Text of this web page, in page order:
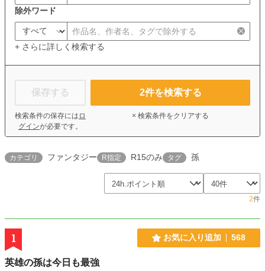
除外ワード
+ さらに詳しく検索する
保存する
検索条件の保存には ロ
グインが必要です。
2件を検索する
× 検索条件をクリアする
カテゴリ ファンタジー R指定 R15のみ タグ 孫
2件
1 お気に入り追加 568
英雄の孫は今日も最強